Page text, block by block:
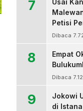
7
Usai
Petisi
Dibaca
8
Empat
Dibaca
9
Jokowi
di